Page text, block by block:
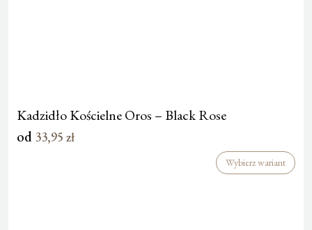
Kadzidło Kościelne Oros – Black Rose
od 33,95 zł
Wybierz wariant